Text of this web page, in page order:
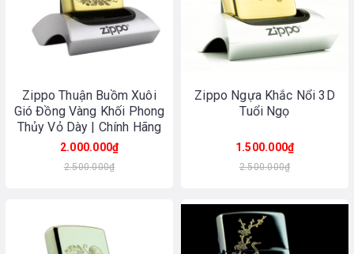
Zippo Thuận Buồm Xuôi
Gió Đồng Vàng Khối Phong
Thủy Vỏ Dày | Chính Hãng
Made In USA
2.000.000₫
2.500.000₫
Zippo Ngựa Khắc Nổi 3D
Tuổi Ngọ
1.500.000₫
2.500.000₫